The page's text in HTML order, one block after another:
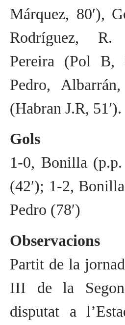
Márquez, 80′),
Rodríguez,
Pereira (Pol B,
Pedro,
(Habran J.R, 51′).
Gols
1-0, Bonilla
(42′); 1-2,
Pedro (78′)
Observacions
Partit de la
III de la
disputat a